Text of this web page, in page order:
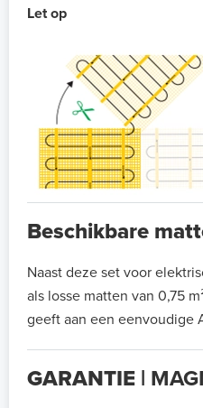
Let op
Beschikbare
Naast deze set voor
als losse matten van 0,75
geeft aan een eenvoudige
GARANTIE |